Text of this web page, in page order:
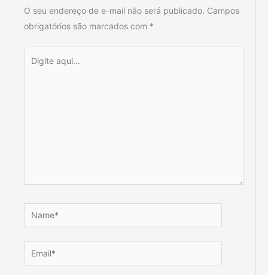
O seu endereço de e-mail não será publicado. Campos
obrigatórios são marcados com *
aqui...
Name*
Email*